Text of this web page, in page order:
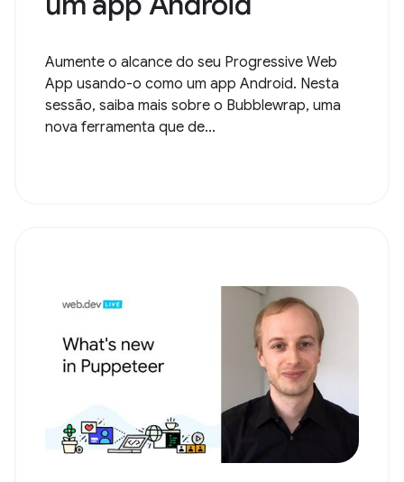
Aumente o alcance do seu Progressive Web
App usando-o como um app Android. Nesta
sessão, saiba mais sobre o Bubblewrap, uma
nova ferramenta que de...